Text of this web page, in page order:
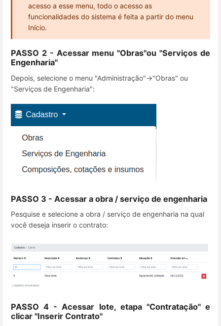
acesso a esse menu, todo o acesso as
funcionalidades do sistema é feita a partir do menu
Início.
PASSO 2 - Acessar menu "Obras"ou "Serviços de
Engenharia"
Depois, selecione o menu "Administração"->"Obras" ou
"Serviços de Engenharia":
PASSO 3 - Acessar a obra / serviço de engenharia
Pesquise e selecione a obra / serviço de engenharia na qual
você deseja inserir o contrato:
PASSO 4 - Acessar lote, etapa "Contratação" e
clicar "Inserir Contrato"